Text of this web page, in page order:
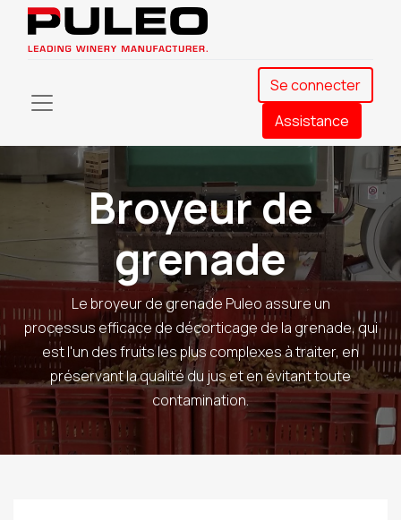
Se connecter
Assistance​
Broyeur de
grenade
Le broyeur de grenade Puleo assure un
processus efficace de décorticage de la grenade, qui
est l'un des fruits les plus complexes à traiter, en
préservant la qualité du jus et en évitant toute
contamination.